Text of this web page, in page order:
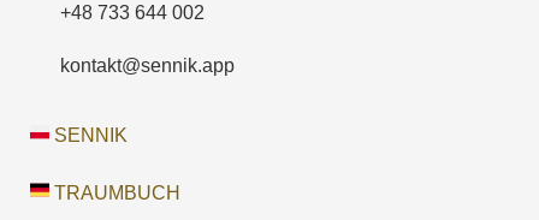
+48 733 644 002
kontakt@sennik.app
SENNIK
TRAUMBUCH